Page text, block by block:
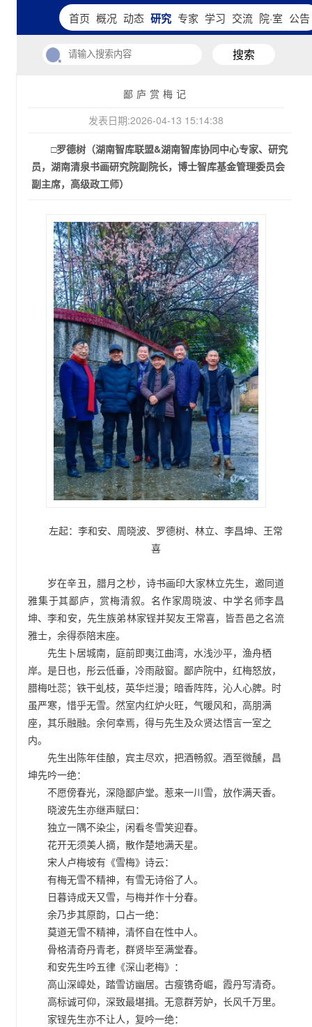
首页 概况 动态 研究 专家 学习 交流 院·室 公告
搜索
鄙庐赏梅记
发表日期:2026-04-13 15:14:38
□罗德树（湖南智库联盟&湖南智库协同中心专家、研究
员，湖南清泉书画研究院副院长，博士智库基金管理委员会
副主席，高级政工师）
左起：李和安、周晓波、罗德树、林立、李昌坤、王常
喜
岁在辛丑，腊月之杪，诗书画印大家林立先生，邀同道
雅集于其鄙庐，赏梅清叙。名作家周晓波、中学名师李昌
坤、李和安，先生族弟林家锃并契友王常喜，皆吾邑之名流
雅士，余得忝陪末座。
先生卜居城南，庭前即夷江曲湾，水浅沙平，渔舟栖
岸。是日也，彤云低垂，冷雨敲窗。鄙庐院中，红梅怒放，
腊梅吐蕊；铁干虬枝，英华烂漫；暗香阵阵，沁人心脾。时
虽严寒，惜乎无雪。然室内红炉火旺，气暖风和，高朋满
座，其乐融融。余何幸焉，得与先生及众贤达悟言一室之
内。
先生出陈年佳酿，宾主尽欢，把酒畅叙。酒至微醺，昌
坤先吟一绝：
不愿傍春光，深隐鄙庐堂。惹来一川雪，放作满天香。
晓波先生亦继声赋曰：
独立一隅不染尘，闲看冬雪笑迎春。
花开无须美人摘，散作楚地满天星。
宋人卢梅坡有《雪梅》诗云：
有梅无雪不精神，有雪无诗俗了人。
日暮诗成天又雪，与梅并作十分春。
余乃步其原韵，口占一绝：
莫道无雪不精神，清怀自在性中人。
骨格清奇丹青老，群贤毕至满堂春。
和安先生吟五律《深山老梅》：
高山深嶂处，踏雪访幽居。古瘦镌奇崛，霞丹写清奇。
高标诚可仰，深致最堪揖。无意群芳妒，长风千万里。
家锃先生亦不让人，复吟一绝：